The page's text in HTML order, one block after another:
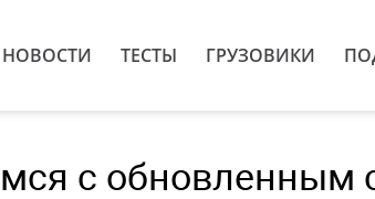
НОВОСТИ ТЕСТЫ ГРУЗОВИКИ
с обновленным